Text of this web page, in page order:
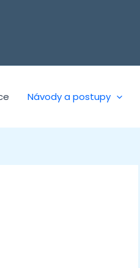
Návody a postupy